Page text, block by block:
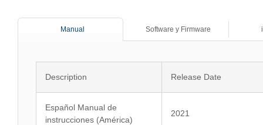
Manual Software y Firmware
Description Release Date
Español Manual de
instrucciones (América)
2021